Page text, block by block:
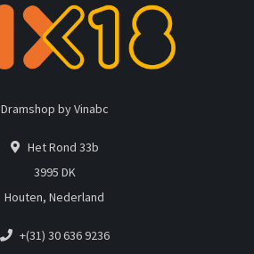
Dramshop by Vinabc
Het Rond 33b
3995 DK
Houten, Nederland
+(31) 30 636 9236